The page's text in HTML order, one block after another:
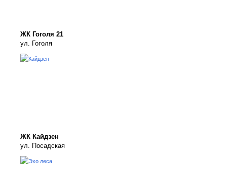
ЖК Гоголя 21
ул. Гоголя
ЖК Кайдзен
ул. Посадская